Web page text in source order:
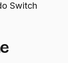
Switch